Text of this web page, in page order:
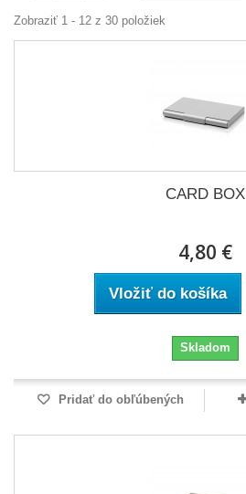
Zobraziť 1 - 12 z 30 položiek
CARD BOX
4,80 €
Vložiť do košíka
Skladom
Pridať do obľúbených